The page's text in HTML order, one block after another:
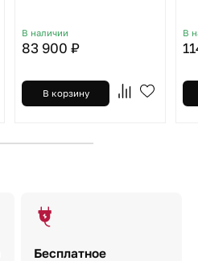
В наличии
83 900 ₽
В корзину
В
Бесплатное